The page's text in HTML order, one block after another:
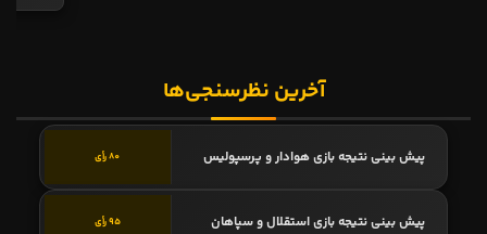
آخرین نظرسنجی‌ها
پیش بینی نتیجه بازی هوادار و پرسپولیس 80 رأی
پیش بینی نتیجه بازی استقلال و سپاهان 95 رأی